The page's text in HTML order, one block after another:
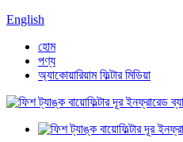
English
হোম
পণ্য
অ্যাকোয়ারিয়াম ফিল্টার মিডিয়া